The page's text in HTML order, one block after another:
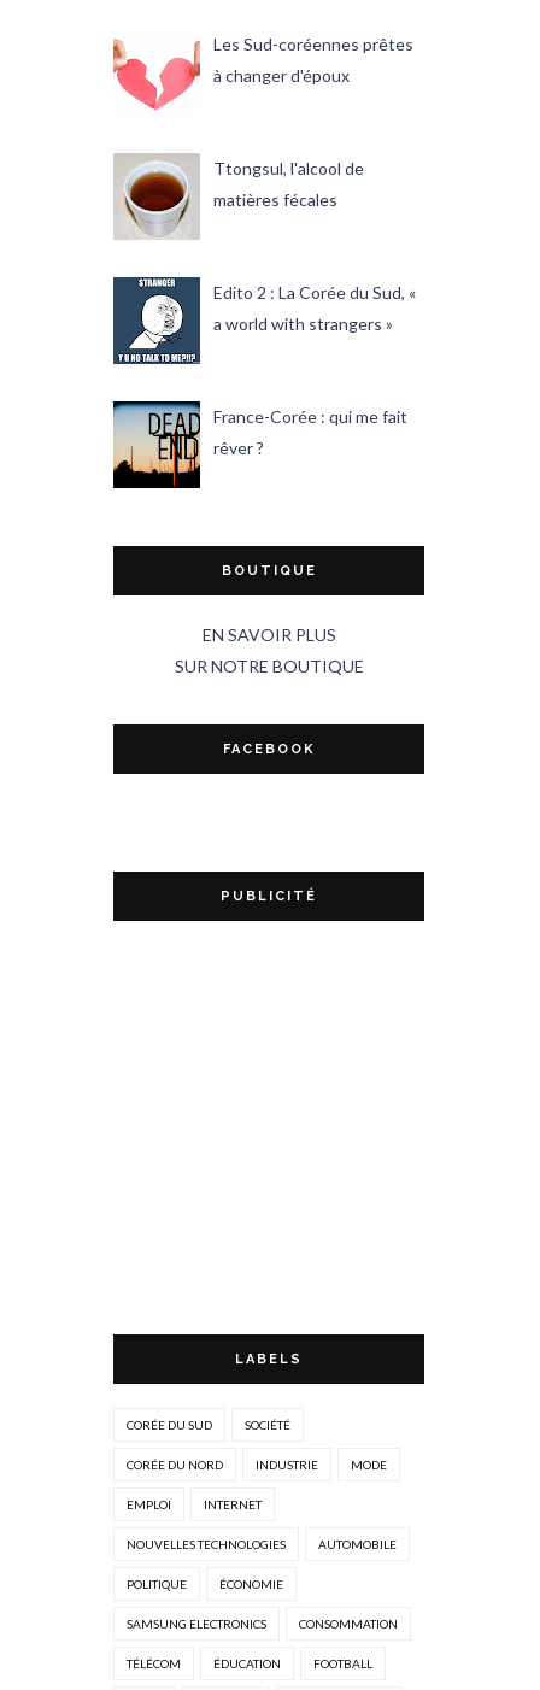
Les Sud-coréennes prêtes
à changer d'époux
Ttongsul, l'alcool de
matières fécales
Edito 2 : La Corée du Sud, «
a world with strangers »
France-Corée : qui me fait
rêver ?
BOUTIQUE
EN SAVOIR PLUS
SUR NOTRE BOUTIQUE
FACEBOOK
PUBLICITÉ
LABELS
CORÉE DU SUD SOCIÉTÉ
CORÉE DU NORD INDUSTRIE MODE
EMPLOI INTERNET
NOUVELLES TECHNOLOGIES AUTOMOBILE
POLITIQUE ÉCONOMIE
SAMSUNG ELECTRONICS CONSOMMATION
TÉLÉCOM ÉDUCATION FOOTBALL